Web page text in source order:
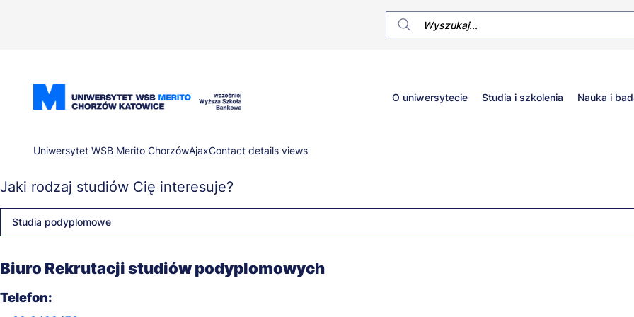
Główne
O uniwersytecie Studia i szkolenia Nauka i
Ścieżka
nawigacyjna
Uniwersytet WSB Merito ChorzówAjaxContact details views
Jaki rodzaj studiów Cię interesuje?
Studia podyplomowe
Biuro Rekrutacji studiów podyplomowych
Telefon: